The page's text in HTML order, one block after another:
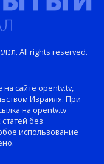
Copyright © Открытый телеканал. תנועת הערבות. All rights reserved.
сайте opentv.tv,
Израиля. При
на opentv.tv
без
использование